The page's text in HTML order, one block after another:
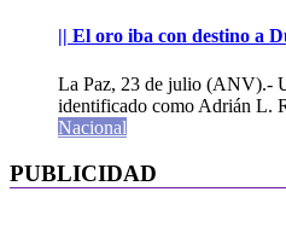
|| El oro iba con destino a
La Paz, 23 de julio (ANV).-
identificado como Adrián L.
Nacional
PUBLICIDAD